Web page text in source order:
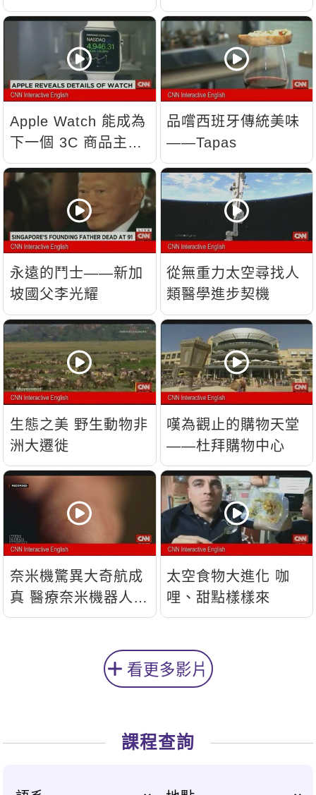
Apple Watch 能成為
下一個 3C 商品主
流？
品嚐西班牙傳統美味
——Tapas
永遠的鬥士——新加
坡國父李光耀
從無重力太空尋找人
類醫學進步契機
生態之美 野生動物非
洲大遷徙
嘆為觀止的購物天堂
——杜拜購物中心
奈米機驚異大奇航成
真 醫療奈米機器人問
世
太空食物大進化 咖
哩、甜點樣樣來
看更多影片
課程查詢